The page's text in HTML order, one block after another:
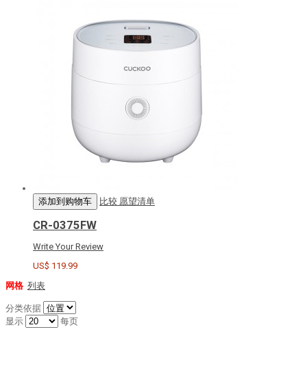
添加到购物车 比较 愿望清单
CR-0375FW
Write Your Review
US$ 119.99
网格 列表
分类依据
显示
每页